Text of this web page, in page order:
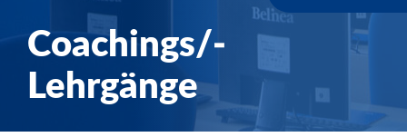
Coachings/­
Lehrgänge